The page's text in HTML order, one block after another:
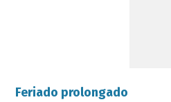
Feriado prolongado